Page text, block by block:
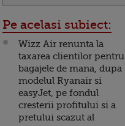
Pe acelasi subiect:
Wizz Air renunta la
taxarea clientilor pentru
bagajele de mana, dupa
modelul Ryanair si
easyJet, pe fondul
cresterii profitului si a
pretului scazut al